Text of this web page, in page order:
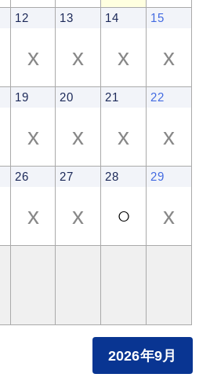
12
x
13
x
14
x
15
x
19
x
20
x
21
x
22
x
26
x
27
x
28
○
29
x
2026年9月